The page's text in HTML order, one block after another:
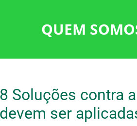
QUEM
8 Soluções contra
devem ser